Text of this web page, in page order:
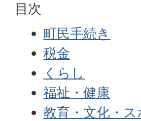
目次
町民手続き
税金
くらし
福祉・健康
教育・文化・ス